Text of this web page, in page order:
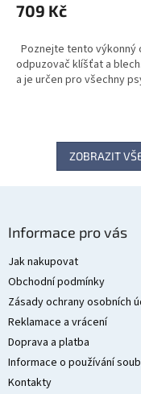
709 Kč
Poznejte tento výkonný
odpuzovač klíšťat a
a je určen pro všechny
ZOBRAZIT
Informace pro vás
Jak nakupovat
Obchodní podmínky
Zásady ochrany osobních
Reklamace a vrácení
Doprava a platba
Informace o používání
Kontakty